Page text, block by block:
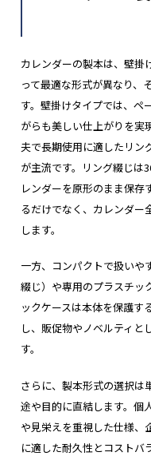
カレンダーの製本は、壁掛
って最適な形式が異なり、
す。壁掛けタイプでは、ペ
がらも美しい仕上がりを実
夫で長期使用に適したリン
が主流です。リング綴じは
レンダーを原形のまま保存
るだけでなく、カレンダー
します。
一方、コンパクトで扱いや
綴じ）や専用のプラスチッ
ックケースは本体を保護す
し、販促物やノベルティと
す。
さらに、製本形式の選択は
途や目的に直結します。個
や見栄えを重視した仕様、
に適した耐久性とコストバ